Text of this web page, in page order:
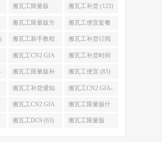
(131) E (130)
搬瓦工限量版
(126)
搬瓦工补货 (123)
搬瓦工限量版方
案 (106)
搬瓦工便宜套餐
(103)
搬瓦工新手教程
(98)
搬瓦工补货订阅
(98)
搬瓦工CN2 GIA
限量版 (90)
搬瓦工补货时间
(89)
搬瓦工限量版补
货 (84)
搬瓦工便宜 (83)
搬瓦工补货通知
QQ群 (76)
搬瓦工CN2 GIA-
E便宜套餐 (76)
搬瓦工CN2 GIA
限量版补货 (67)
搬瓦工限量版什
么时候补货 (67)
搬瓦工DC9 (63) 搬瓦工限量版